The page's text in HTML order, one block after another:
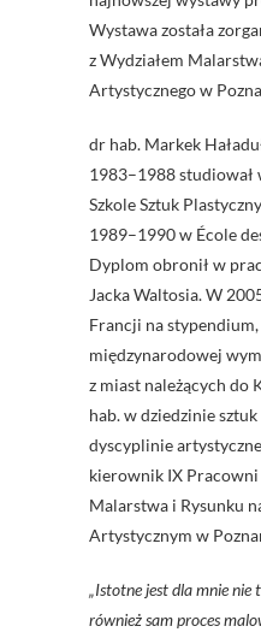
Wystawa została
z Wydziałem
Artystycznego w
dr hab. Markek
1983–1988
Szkole Sztuk
1989–1990 w École
Dyplom obronił w
Jacka Waltosia. W
Francji na
międzynarodowej
z miast należących do
hab. w dziedzinie
dyscyplinie
kierownik IX
Malarstwa i Rysunku
Artystycznym w
„Istotne jest dla mnie nie
również sam proces